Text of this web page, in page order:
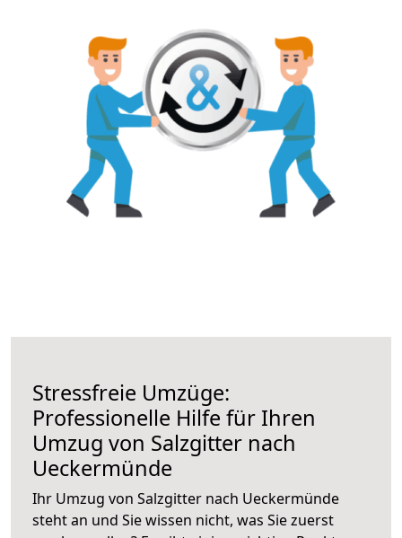
Stressfreie Umzüge:
Professionelle Hilfe für Ihren
Umzug von Salzgitter nach
Ueckermünde
Ihr Umzug von Salzgitter nach Ueckermünde
steht an und Sie wissen nicht, was Sie zuerst